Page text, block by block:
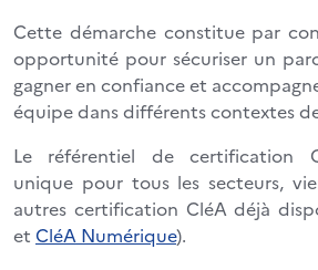
Cette démarche constitue par
opportunité pour sécuriser un
gagner en confiance et
équipe dans différents contextes
Le référentiel de certification
unique pour tous les secteurs,
autres certification CléA déjà
et CléA Numérique).